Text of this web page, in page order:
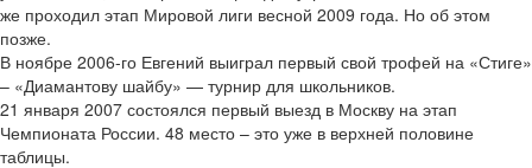
же проходил этап Мировой лиги весной 2009 года. Но об этом
позже.
В ноябре 2006-го Евгений выиграл первый свой трофей на «Стиге»
– «Диамантову шайбу» — турнир для школьников.
21 января 2007 состоялся первый выезд в Москву на этап
Чемпионата России. 48 место – это уже в верхней половине
таблицы.